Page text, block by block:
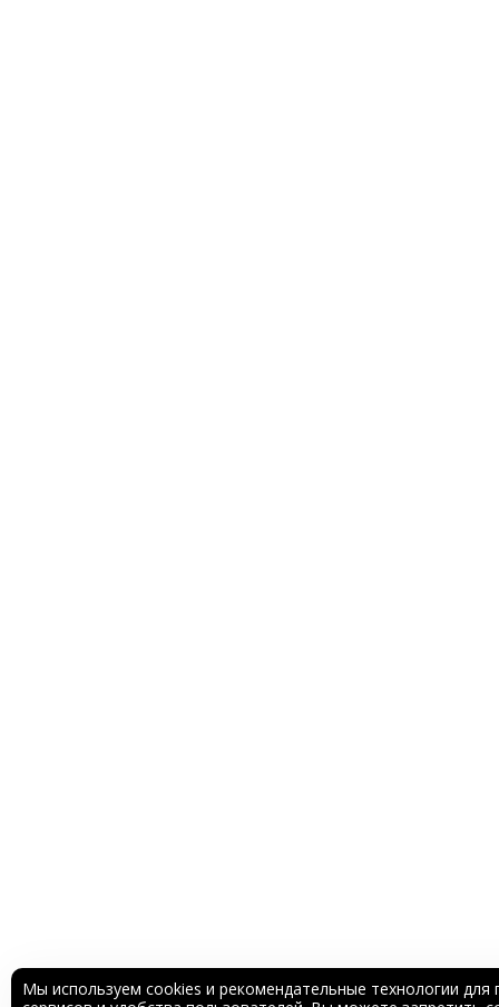
Мы используем cookies и рекомендательные технологии для